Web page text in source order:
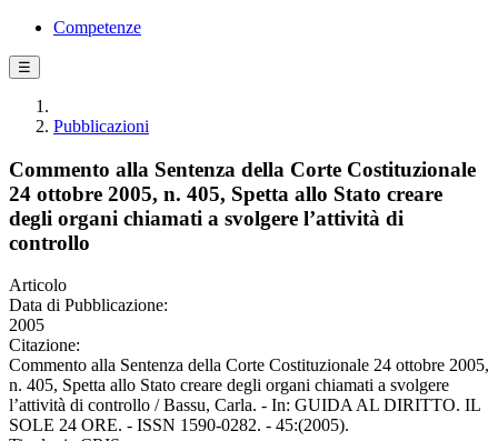
Competenze
☰
Pubblicazioni
Commento alla Sentenza della Corte Costituzionale
24 ottobre 2005, n. 405, Spetta allo Stato creare
degli organi chiamati a svolgere l’attività di
controllo
Articolo
Data di Pubblicazione:
2005
Citazione:
Commento alla Sentenza della Corte Costituzionale 24 ottobre 2005,
n. 405, Spetta allo Stato creare degli organi chiamati a svolgere
l’attività di controllo / Bassu, Carla. - In: GUIDA AL DIRITTO. IL
SOLE 24 ORE. - ISSN 1590-0282. - 45:(2005).